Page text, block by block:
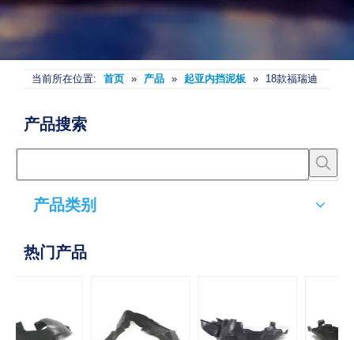
当前所在位置: 首页 » 产品 » 起亚内挡泥板 » 18款福瑞迪
产品搜索
产品类别
热门产品